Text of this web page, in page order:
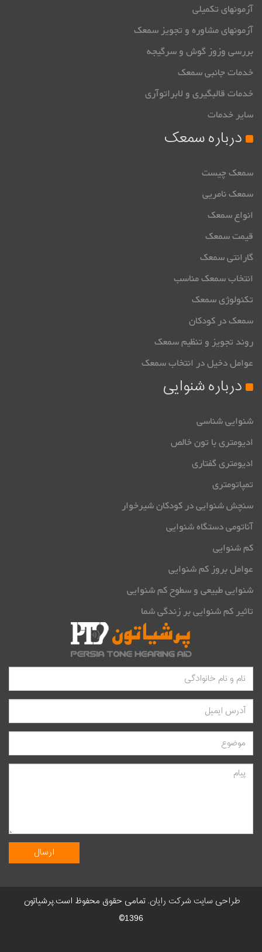
آزمونهای تکمیلی
آزمونهای مشاوره و تجویز سمعک
بررسی وزوز گوش و سرگیجه
خدمات جانبی سمعک
خدمات قالبگیری و لابراتوآری
سایر خدمات
درباره سمعک
سمعک چیست
سمعک نامریی
انواع سمعک
قیمت سمعک
گارانتی سمعک
انتخاب سمعک مناسب
تکنولوژی سمعک
سمعک در کودکان
روند تجویز و تنظیم سمعک
عوامل دخیل در انتخاب سمعک
درباره شنوایی
شنوایی شناسی
ادیومتری با تون خالص
ادیومتری گفتاری
تمپاتومتری
سنچش شنوایی در کودکان شیرخوار
آناتومی دستگاه شنوایی
کم شنوایی
عوامل بروز کم شنوایی
شنوایی طبیعی و سطوح کم شنوایی
تاثیر کم شنوایی بر زندگی شما
طراحی سایت شرکت رایان. تمامی حقوق محفوظ است.پرشیاتون
1396
©